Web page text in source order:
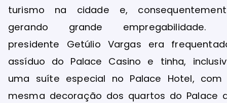
turismo na cidade e,
gerando grande empregabilidade.
presidente Getúlio Vargas era
assíduo do Palace Casino e tinha,
uma suíte especial no Palace Hotel,
mesma decoração dos quartos do Palace